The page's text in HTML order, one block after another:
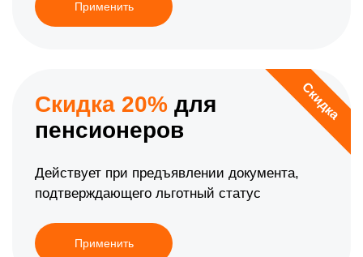
Применить
Скидка
Скидка 20% для
пенсионеров
Действует при предъявлении документа,
подтверждающего льготный статус
Применить